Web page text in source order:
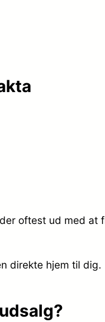
oftest ud med at
direkte hjem til dig.